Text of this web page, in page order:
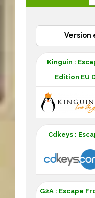
Version
Kinguin :
Edition EU
Cdkeys :
G2A : Escape